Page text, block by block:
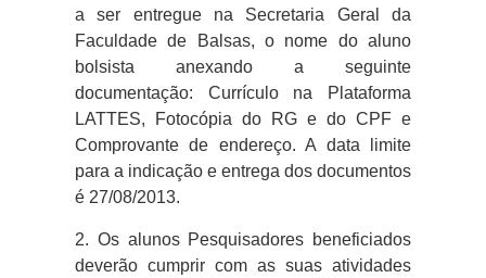
a ser entregue na Secretaria Geral da
Faculdade de Balsas, o nome do aluno
bolsista anexando a seguinte
documentação: Currículo na Plataforma
LATTES, Fotocópia do RG e do CPF e
Comprovante de endereço. A data limite
para a indicação e entrega dos documentos
é 27/08/2013.
2. Os alunos Pesquisadores beneficiados
deverão cumprir com as suas atividades